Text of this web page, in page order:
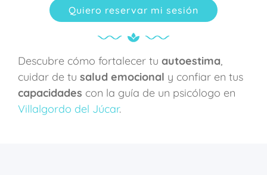
Quiero reservar mi sesión
Descubre cómo fortalecer tu autoestima,
cuidar de tu salud emocional y confiar en tus
capacidades con la guía de un psicólogo en
Villalgordo del Júcar.